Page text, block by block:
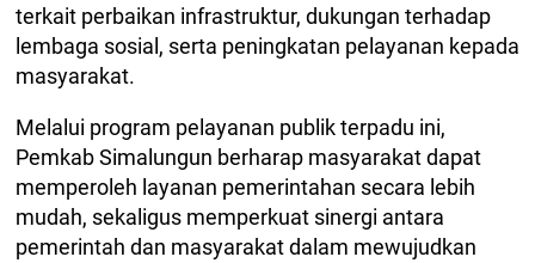
terkait perbaikan infrastruktur, dukungan terhadap
lembaga sosial, serta peningkatan pelayanan kepada
masyarakat.
Melalui program pelayanan publik terpadu ini,
Pemkab Simalungun berharap masyarakat dapat
memperoleh layanan pemerintahan secara lebih
mudah, sekaligus memperkuat sinergi antara
pemerintah dan masyarakat dalam mewujudkan